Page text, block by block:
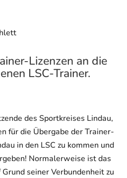
Lizenzen an die
LSC-Trainer.
des Sportkreises Lindau,
für die Übergabe der Trainer-
in den LSC zu kommen und
Normalerweise ist das
seiner Verbundenheit zu